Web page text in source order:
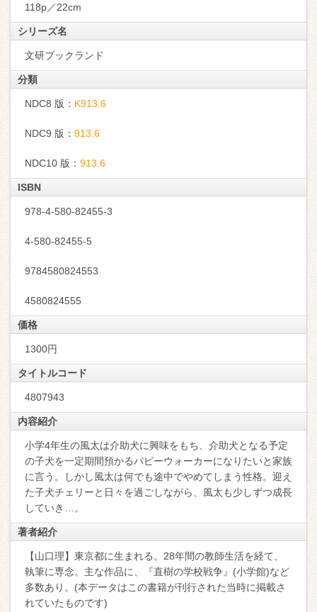
118p／22cm
シリーズ名
文研ブックランド
分類
NDC8 版： K913.6
NDC9 版： 913.6
NDC10 版： 913.6
ISBN
978-4-580-82455-3
4-580-82455-5
9784580824553
4580824555
価格
1300円
タイトルコード
4807943
内容紹介
小学4年生の風太は介助犬に興味をもち、介助犬となる予定
の子犬を一定期間預かるパピーウォーカーになりたいと家族
に言う。しかし風太は何でも途中でやめてしまう性格。迎え
た子犬チェリーと日々を過ごしながら、風太も少しずつ成長
していき…。
著者紹介
【山口理】東京都に生まれる。28年間の教師生活を経て、
執筆に専念。主な作品に、『直樹の学校戦争』(小学館)など
多数あり。(本データはこの書籍が刊行された当時に掲載さ
れていたものです)